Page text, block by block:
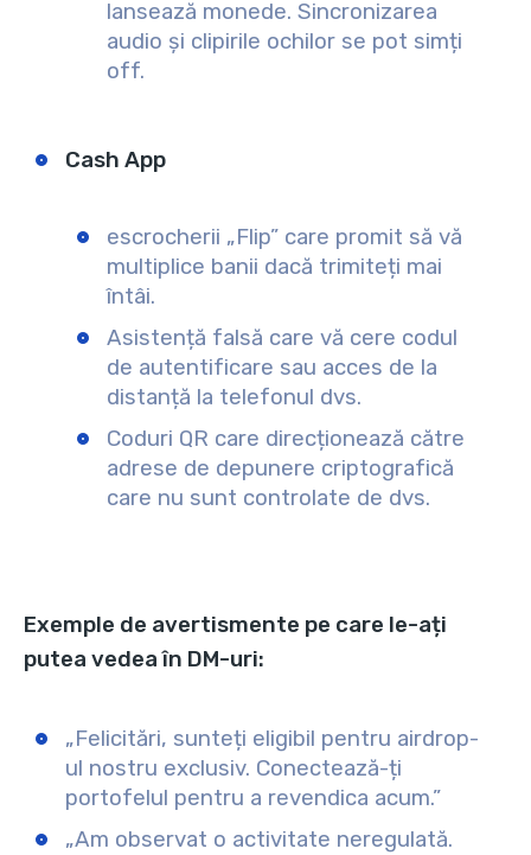
lansează monede. Sincronizarea
audio și clipirile ochilor se pot simți
off.
Cash App
escrocherii „Flip” care promit să vă
multiplice banii dacă trimiteți mai
întâi.
Asistență falsă care vă cere codul
de autentificare sau acces de la
distanță la telefonul dvs.
Coduri QR care direcționează către
adrese de depunere criptografică
care nu sunt controlate de dvs.
Exemple de avertismente pe care le-ați
putea vedea în DM-uri:
„Felicitări, sunteți eligibil pentru airdrop-
ul nostru exclusiv. Conectează-ți
portofelul pentru a revendica acum.”
„Am observat o activitate neregulată.